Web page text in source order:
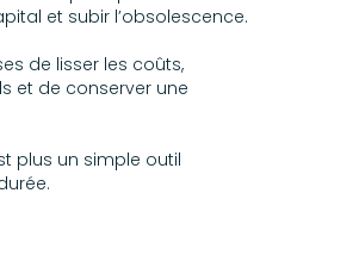
et subir l’obsolescence.
de lisser les coûts,
et de conserver une
plus un simple outil